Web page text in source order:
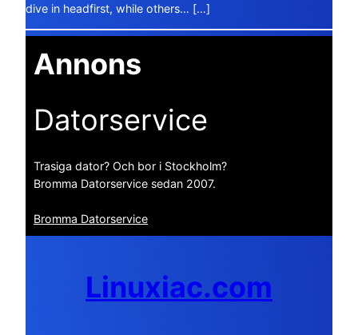
dive in headfirst, while others… […]
Annons
Datorservice
Trasiga dator? Och bor i Stockholm?
Bromma Datorservice sedan 2007.
Bromma Datorservice
Linuxiac.com